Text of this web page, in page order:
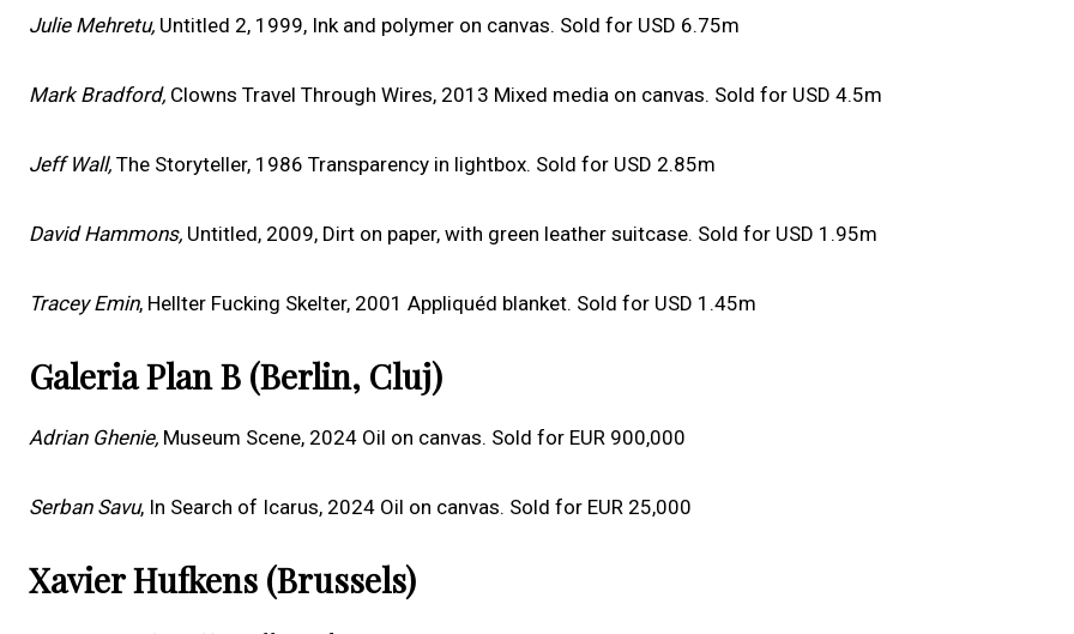
Julie Mehretu, Untitled 2, 1999, Ink and polymer on canvas. Sold for USD 6.75m
Mark Bradford, Clowns Travel Through Wires, 2013 Mixed media on canvas. Sold for USD 4.5m
Jeff Wall, The Storyteller, 1986 Transparency in lightbox. Sold for USD 2.85m
David Hammons, Untitled, 2009, Dirt on paper, with green leather suitcase. Sold for USD 1.95m
Tracey Emin, Hellter Fucking Skelter, 2001 Appliquéd blanket. Sold for USD 1.45m
Galeria Plan B (Berlin, Cluj)
Adrian Ghenie, Museum Scene, 2024 Oil on canvas. Sold for EUR 900,000
Serban Savu, In Search of Icarus, 2024 Oil on canvas. Sold for EUR 25,000
Xavier Hufkens (Brussels)